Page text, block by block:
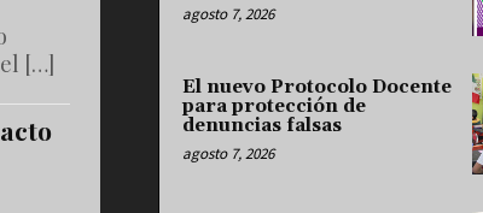
[…]
agosto 7, 2026
El nuevo Protocolo Docente
para protección de
denuncias falsas
agosto 7, 2026